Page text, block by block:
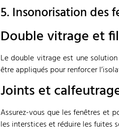
5. Insonorisation des
Double vitrage et
Le double vitrage est une
être appliqués pour renforcer
Joints et
Assurez-vous que les fenêtres et
les interstices et réduire les fuites